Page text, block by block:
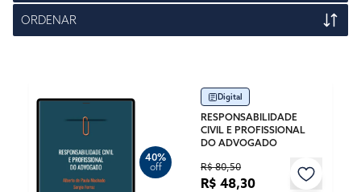
ORDENAR
40%
off
Digital
RESPONSABILIDADE
CIVIL E PROFISSIONAL
DO ADVOGADO
R$ 80,50
R$ 48,30